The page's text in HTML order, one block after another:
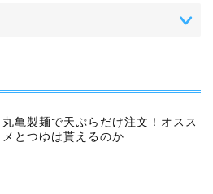
丸亀製麺で天ぷらだけ注文！オスス
メとつゆは貰えるのか